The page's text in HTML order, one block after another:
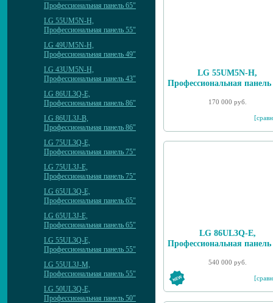
Профессиональная панель 65"
LG 55UM5N-H,
Профессиональная панель 55"
LG 49UM5N-H,
Профессиональная панель 49"
LG 43UM5N-H,
Профессиональная панель 43"
LG 86UL3Q-E,
Профессиональная панель 86"
LG 86UL3J-B,
Профессиональная панель 86"
LG 75UL3Q-E,
Профессиональная панель 75"
LG 75UL3J-E,
Профессиональная панель 75"
LG 65UL3Q-E,
Профессиональная панель 65"
LG 65UL3J-E,
Профессиональная панель 65"
LG 55UL3Q-E,
Профессиональная панель 55"
LG 55UL3J-M,
Профессиональная панель 55"
LG 50UL3Q-E,
Профессиональная панель 50"
LG 55UM5N-H,
Профессиональная
170 000 руб.
LG 86UL3Q-E,
Профессиональная
540 000 руб.